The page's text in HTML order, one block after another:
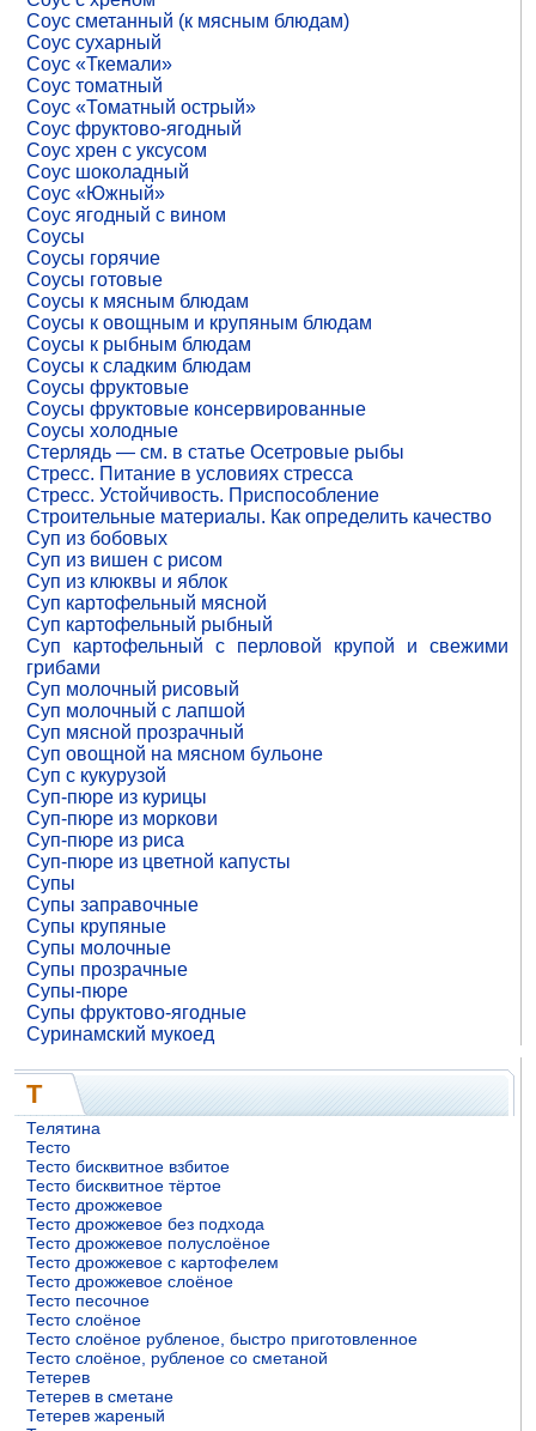
Соус сметанный (к мясным блюдам)
Соус сухарный
Соус «Ткемали»
Соус томатный
Соус «Томатный острый»
Соус фруктово-ягодный
Соус хрен с уксусом
Соус шоколадный
Соус «Южный»
Соус ягодный с вином
Соусы
Соусы горячие
Соусы готовые
Соусы к мясным блюдам
Соусы к овощным и крупяным блюдам
Соусы к рыбным блюдам
Соусы к сладким блюдам
Соусы фруктовые
Соусы фруктовые консервированные
Соусы холодные
Стерлядь — см. в статье Осетровые рыбы
Стресс. Питание в условиях стресса
Стресс. Устойчивость. Приспособление
Строительные материалы. Как определить качество
Суп из бобовых
Суп из вишен с рисом
Суп из клюквы и яблок
Суп картофельный мясной
Суп картофельный рыбный
Суп картофельный с перловой крупой и свежими
грибами
Суп молочный рисовый
Суп молочный с лапшой
Суп мясной прозрачный
Суп овощной на мясном бульоне
Суп с кукурузой
Суп-пюре из курицы
Суп-пюре из моркови
Суп-пюре из риса
Суп-пюре из цветной капусты
Супы
Супы заправочные
Супы крупяные
Супы молочные
Супы прозрачные
Супы-пюре
Супы фруктово-ягодные
Суринамский мукоед
Т
Телятина
Тесто
Тесто бисквитное взбитое
Тесто бисквитное тёртое
Тесто дрожжевое
Тесто дрожжевое без подхода
Тесто дрожжевое полуслоёное
Тесто дрожжевое с картофелем
Тесто дрожжевое слоёное
Тесто песочное
Тесто слоёное
Тесто слоёное рубленое, быстро приготовленное
Тесто слоёное, рубленое со сметаной
Тетерев
Тетерев в сметане
Тетерев жареный